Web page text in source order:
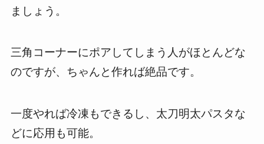
ましょう。
三角コーナーにポアしてしまう人がほとんどな
のですが、ちゃんと作れば絶品です。
一度やれば冷凍もできるし、太刀明太パスタな
どに応用も可能。